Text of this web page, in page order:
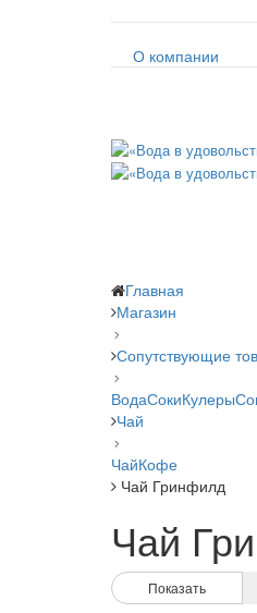
О компании
Главная
Магазин
Сопутствующие
ВодаСокиКулеры
Чай
ЧайКофе
Чай Гринфилд
Чай
Показать